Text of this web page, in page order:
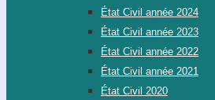
État Civil année 2024
État Civil année 2023
État Civil année 2022
État Civil année 2021
État Civil 2020